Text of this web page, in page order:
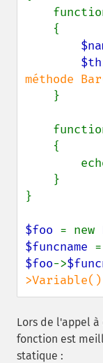
méthode
}
}
$foo = new
$funcname =
$foo->
>Variable()
Lors de l'appel
fonction est
statique :